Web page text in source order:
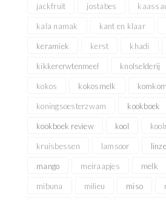
jackfruit jostabes
kala namak kant en klaar
keramiek kerst khadi
kikkererwtenmeel knolselderij
kokos kokosmelk
koningsoesterzwam kookboek
kookboek review kool
kruisbessen lamsoor
mango meiraapjes melk
mibuna milieu miso